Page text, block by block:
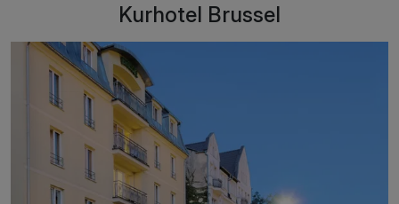
Kurhotel Brussel